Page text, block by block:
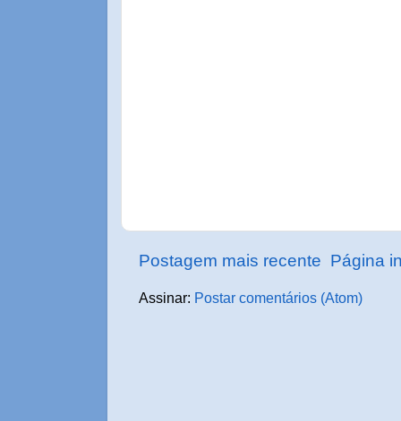
Postagem mais recente Página
Assinar: Postar comentários (Atom)